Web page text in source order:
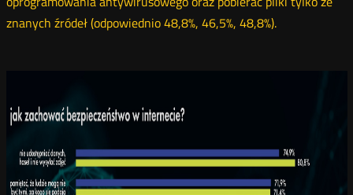
znanych źródeł (odpowiednio 48,8%, 46,5%, 48,8%).